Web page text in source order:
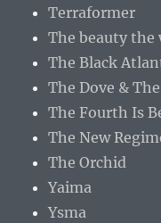
Terraformer
The beauty the
The Black
The Dove &
The Fourth Is
The New
The Orchid
Yaima
Ysma